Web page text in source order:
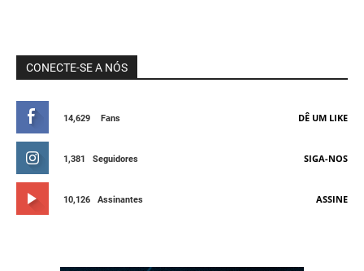
CONECTE-SE A NÓS
14,629 Fans DÊ UM LIKE
1,381 Seguidores SIGA-NOS
10,126 Assinantes ASSINE